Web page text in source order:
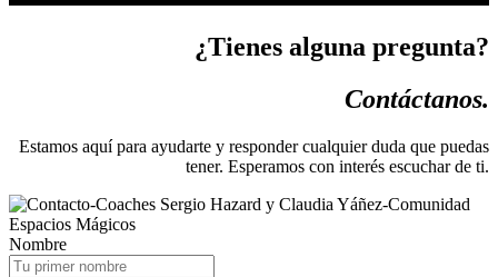
¿Tienes alguna pregunta?
Contáctanos.
Estamos aquí para ayudarte y responder cualquier duda que puedas
tener. Esperamos con interés escuchar de ti.
Nombre